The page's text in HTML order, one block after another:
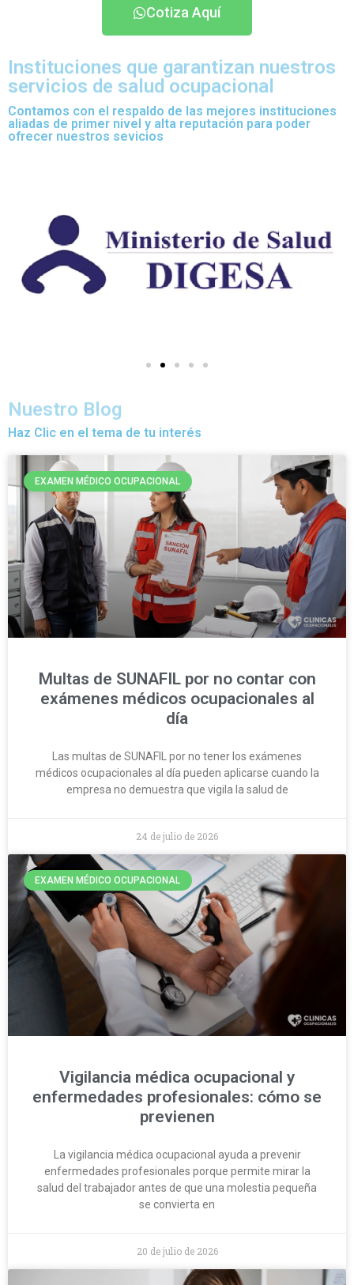
Cotiza Aquí
Instituciones que garantizan nuestros
servicios de salud ocupacional
Contamos con el respaldo de las mejores instituciones
aliadas de primer nivel y alta reputación para poder
ofrecer nuestros sevicios
Nuestro Blog
Haz Clic en el tema de tu interés
EXAMEN MÉDICO OCUPACIONAL
Multas de SUNAFIL por no contar con
exámenes médicos ocupacionales al
día
Las multas de SUNAFIL por no tener los exámenes
médicos ocupacionales al día pueden aplicarse cuando la
empresa no demuestra que vigila la salud de
24 de julio de 2026
EXAMEN MÉDICO OCUPACIONAL
Vigilancia médica ocupacional y
enfermedades profesionales: cómo se
previenen
La vigilancia médica ocupacional ayuda a prevenir
enfermedades profesionales porque permite mirar la
salud del trabajador antes de que una molestia pequeña
se convierta en
20 de julio de 2026